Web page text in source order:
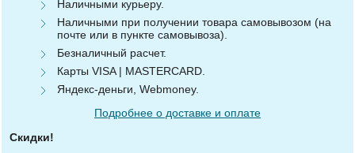
Наличными курьеру.
Наличными при получении товара самовывозом (на
почте или в пункте самовывоза).
Безналичный расчет.
Карты VISA | MASTERCARD.
Яндекс-деньги, Webmoney.
Подробнее о доставке и оплате
Скидки!